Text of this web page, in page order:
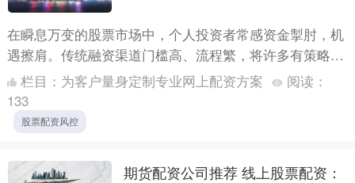
在瞬息万变的股票市场中，个人投资者常感资金掣肘，机
遇擦肩。传统融资渠道门槛高、流程繁，将许多有策略、
有眼光的投资者拒之门外。正是在这样的背景下，**线上
股票配资....
栏目： 为客户量身定制专业网上配资方案
阅读：
133
股票配资风控
期货配资公司推荐 线上股票配资：